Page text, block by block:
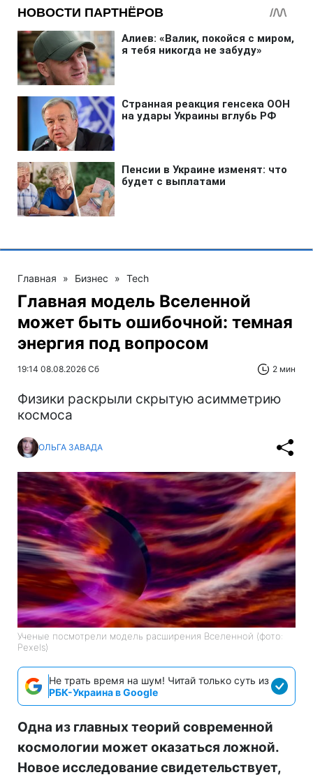
Главная » Бизнес » Tech
Главная модель Вселенной
может быть ошибочной: темная
энергия под вопросом
19:14 08.08.2026 Сб 2 мин
Физики раскрыли скрытую асимметрию
космоса
ОЛЬГА ЗАВАДА
Ученые посмотрели модель расширения Вселенной (фото:
Pexels)
Не трать время на шум! Читай только суть из
РБК-Украина в Google
Одна из главных теорий современной
космологии может оказаться ложной.
Новое исследование свидетельствует,